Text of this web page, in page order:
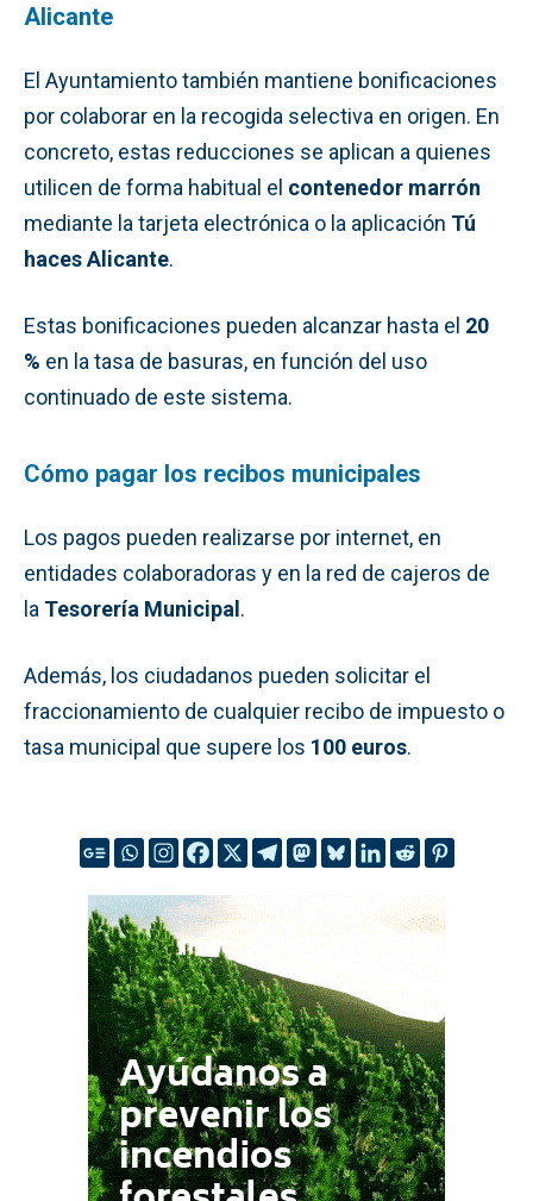
Alicante
El Ayuntamiento también mantiene bonificaciones
por colaborar en la recogida selectiva en origen. En
concreto, estas reducciones se aplican a quienes
utilicen de forma habitual el contenedor marrón
mediante la tarjeta electrónica o la aplicación Tú
haces Alicante.
Estas bonificaciones pueden alcanzar hasta el 20
% en la tasa de basuras, en función del uso
continuado de este sistema.
Cómo pagar los recibos municipales
Los pagos pueden realizarse por internet, en
entidades colaboradoras y en la red de cajeros de
la Tesorería Municipal.
Además, los ciudadanos pueden solicitar el
fraccionamiento de cualquier recibo de impuesto o
tasa municipal que supere los 100 euros.